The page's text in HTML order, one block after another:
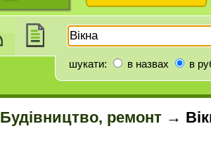
шукати: в назвах в
Будівництво, ремонт →